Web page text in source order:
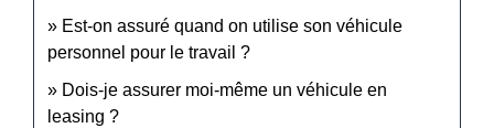
Est-on assuré quand on utilise son véhicule
personnel pour le travail ?
Dois-je assurer moi-même un véhicule en
leasing ?